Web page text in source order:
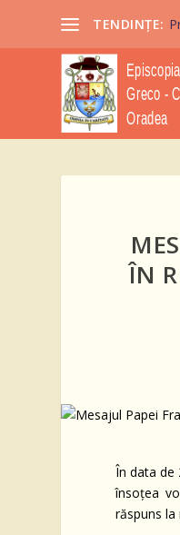
TENDINȚE:
ÎN
În data de
însoțea
răspuns la